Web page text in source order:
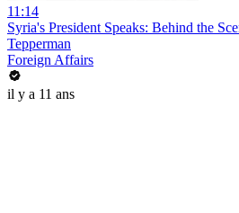
11:14
Syria's President Speaks: Behind the
Tepperman
Foreign Affairs
il y a 11 ans